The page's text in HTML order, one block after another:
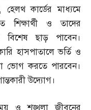
হেলথ কার্ডের মাধ্যমে
শিক্ষার্থী ও তাদের
বিশেষ ছাড় পাবেন।
হাসপাতালে ভর্তি ও
ভোগ করতে পারবেন।
উদ্যোগ।